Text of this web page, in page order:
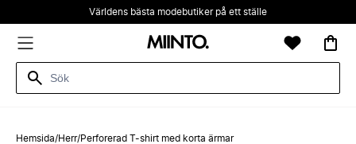
Världens bästa modebutiker på ett ställe
Hemsida/Herr/Perforerad T-shirt med korta ärmar